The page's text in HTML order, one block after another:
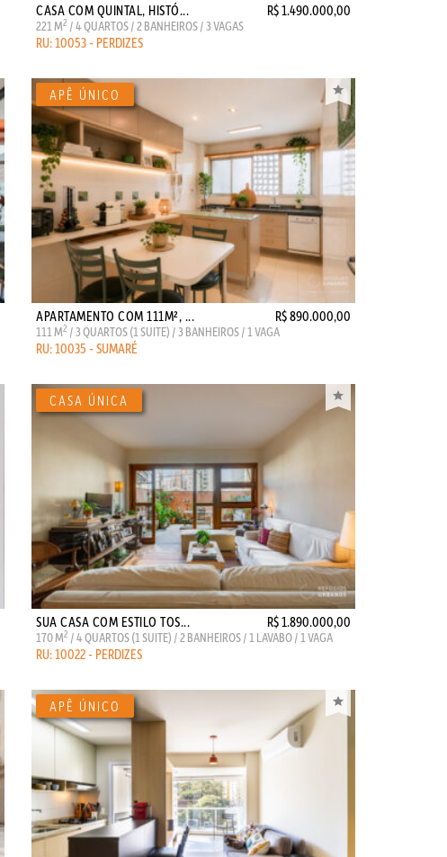
CASA COM QUINTAL, HISTÓ... R$ 1.490.000,00
221 M2 / 4 QUARTOS / 2 BANHEIROS / 3 VAGAS
RU: 10053 - PERDIZES
APARTAMENTO COM 111M², ... R$ 890.000,00
111 M2 / 3 QUARTOS (1 SUITE) / 3 BANHEIROS / 1 VAGA
RU: 10035 - SUMARÉ
SUA CASA COM ESTILO TOS... R$ 1.890.000,00
170 M2 / 4 QUARTOS (1 SUITE) / 2 BANHEIROS / 1 LAVABO / 1 VAGA
RU: 10022 - PERDIZES